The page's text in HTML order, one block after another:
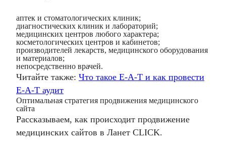
аптек и стоматологических клиник;
диагностических клиник и лабораторий;
медицинских центров любого характера;
косметологических центров и кабинетов;
производителей лекарств, медицинского оборудования
и материалов;
непосредственно врачей.
Читайте также: Что такое E-A-T и как провести
E-A-T аудит
Оптимальная стратегия продвижения медицинского
сайта
Рассказываем, как происходит продвижение
медицинских сайтов в Ланет CLICK.